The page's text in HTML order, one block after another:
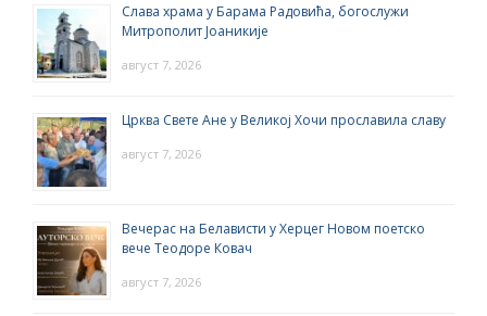
Слава храма у Барама Радовића, богослужи
Митрополит Јоаникије
август 7, 2026
Црква Свете Ане у Великој Хочи прославила славу
август 7, 2026
Вечерас на Белависти у Херцег Новом поетско
вече Теодоре Ковач
август 7, 2026